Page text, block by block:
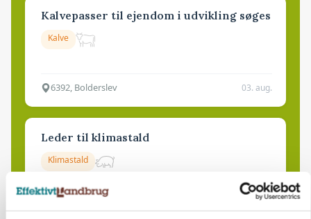
Kalvepasser til ejendom i udvikling søges
Kalve
6392, Bolderslev 03. aug.
Leder til klimastald
Klimastald
9670, Løgstør 03. aug.